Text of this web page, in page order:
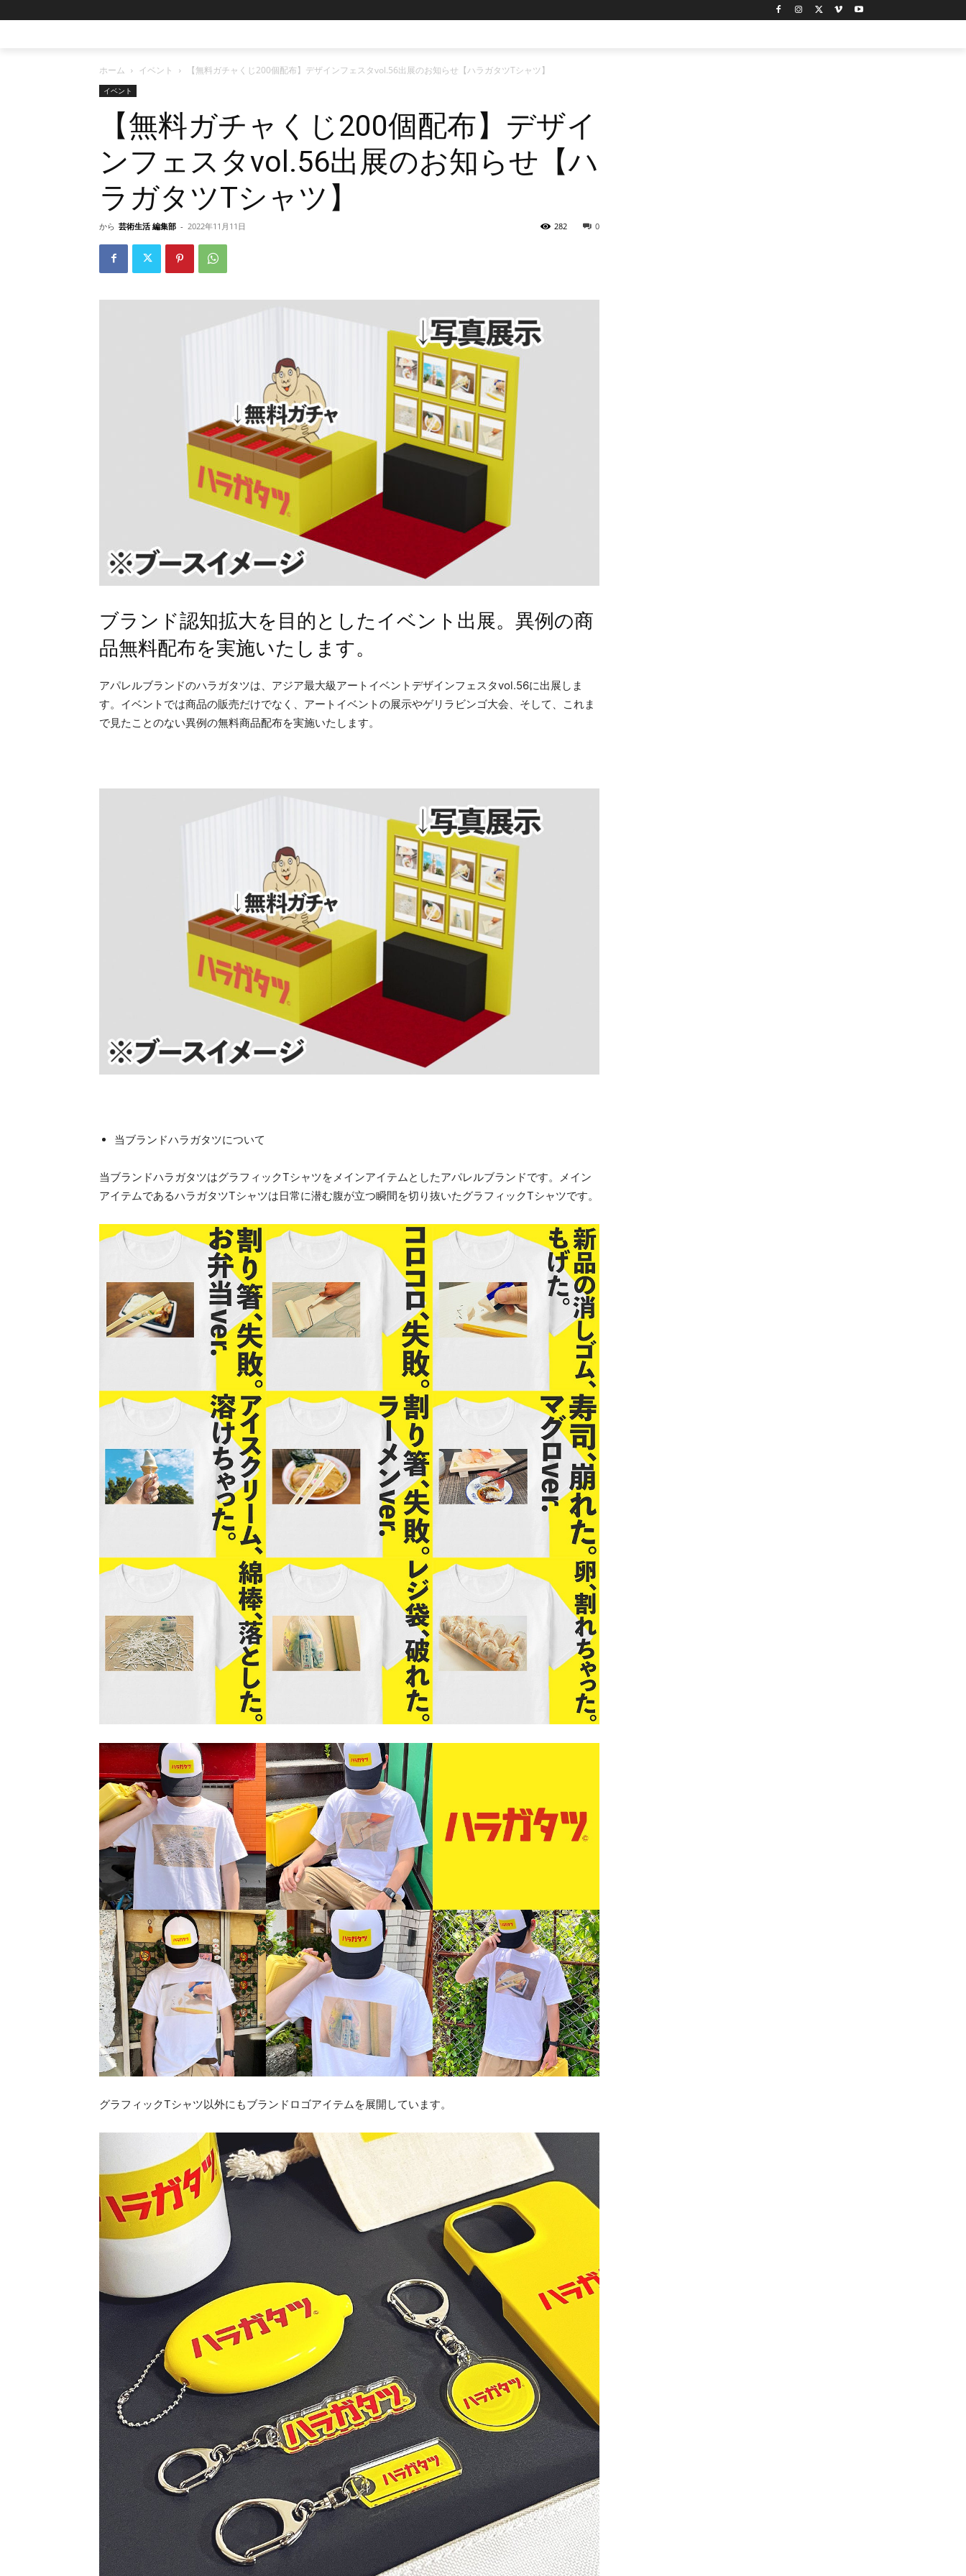
ホーム イベント 【無料ガチャくじ200個配布】デザインフェスタvol.56出展のお知らせ【ハラガタツTシャツ】
イベント
【無料ガチャくじ200個配布】デザイ
ンフェスタvol.56出展のお知らせ【ハ
ラガタツTシャツ】
から 芸術生活 編集部 - 2022年11月11日 0
282
ブランド認知拡大を目的としたイベント出展。異例の商
品無料配布を実施いたします。
アパレルブランドのハラガタツは、アジア最大級アートイベントデザインフェスタvol.56に出展しま
す。イベントでは商品の販売だけでなく、アートイベントの展示やゲリラビンゴ大会、そして、これま
で見たことのない異例の無料商品配布を実施いたします。
当ブランドハラガタツについて
当ブランドハラガタツはグラフィックTシャツをメインアイテムとしたアパレルブランドです。メイン
アイテムであるハラガタツTシャツは日常に潜む腹が立つ瞬間を切り抜いたグラフィックTシャツです。
グラフィックTシャツ以外にもブランドロゴアイテムを展開しています。